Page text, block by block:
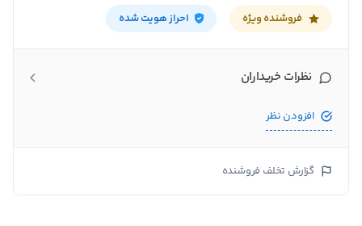
فروشنده ویژه احراز هویت شده
نظرات خریداران
افزودن نظر
گزارش تخلف فروشنده